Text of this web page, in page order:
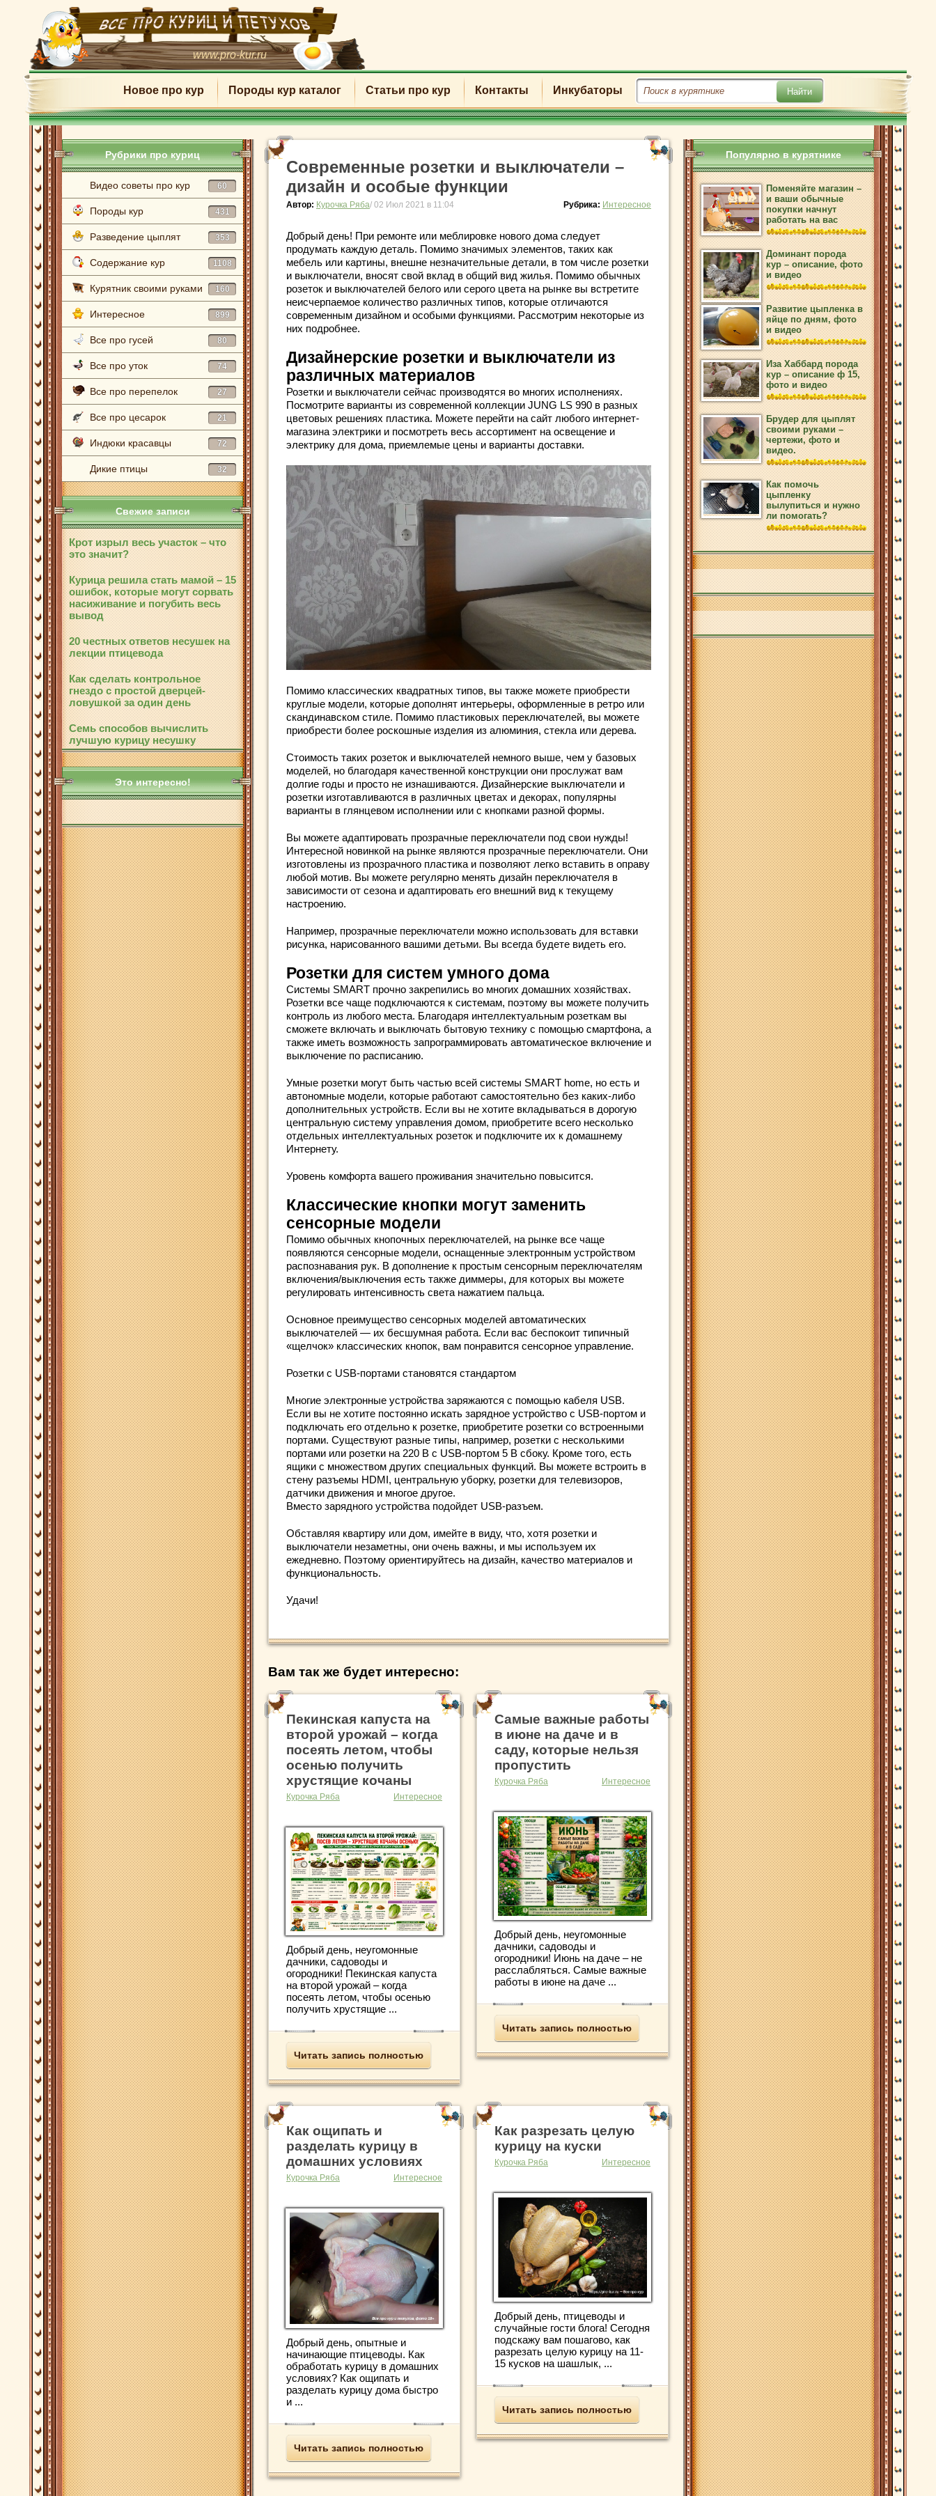
www.pro-kur.ru
Новое про кур Породы кур каталог Статьи про кур Контакты Инкубаторы
Рубрики про куриц
Видео советы про кур 60
Породы кур 431
Разведение цыплят 353
Содержание кур 1108
Курятник своими руками 160
Интересное 899
Все про гусей 80
Все про уток 74
Все про перепелок 27
Все про цесарок 21
Индюки красавцы 72
Дикие птицы 32
Свежие записи
Крот изрыл весь участок – что
это значит?
Курица решила стать мамой – 15
ошибок, которые могут сорвать
насиживание и погубить весь
вывод
20 честных ответов несушек на
лекции птицевода
Как сделать контрольное
гнездо с простой дверцей-
ловушкой за один день
Семь способов вычислить
лучшую курицу несушку
Это интересно!
Современные розетки и выключатели –
дизайн и особые функции
Автор: Курочка Ряба/ 02 Июл 2021 в 11:04 Рубрика: Интересное
Добрый день! При ремонте или меблировке нового дома следует
продумать каждую деталь. Помимо значимых элементов, таких как
мебель или картины, внешне незначительные детали, в том числе розетки
и выключатели, вносят свой вклад в общий вид жилья. Помимо обычных
розеток и выключателей белого или серого цвета на рынке вы встретите
неисчерпаемое количество различных типов, которые отличаются
современным дизайном и особыми функциями. Рассмотрим некоторые из
них подробнее.
Дизайнерские розетки и выключатели из
различных материалов
Розетки и выключатели сейчас производятся во многих исполнениях.
Посмотрите варианты из современной коллекции JUNG LS 990 в разных
цветовых решениях пластика. Можете перейти на сайт любого интернет-
магазина электрики и посмотреть весь ассортимент на освещение и
электрику для дома, приемлемые цены и варианты доставки.
Помимо классических квадратных типов, вы также можете приобрести
круглые модели, которые дополнят интерьеры, оформленные в ретро или
скандинавском стиле. Помимо пластиковых переключателей, вы можете
приобрести более роскошные изделия из алюминия, стекла или дерева.
Стоимость таких розеток и выключателей немного выше, чем у базовых
моделей, но благодаря качественной конструкции они прослужат вам
долгие годы и просто не изнашиваются. Дизайнерские выключатели и
розетки изготавливаются в различных цветах и декорах, популярны
варианты в глянцевом исполнении или с кнопками разной формы.
Вы можете адаптировать прозрачные переключатели под свои нужды!
Интересной новинкой на рынке являются прозрачные переключатели. Они
изготовлены из прозрачного пластика и позволяют легко вставить в оправу
любой мотив. Вы можете регулярно менять дизайн переключателя в
зависимости от сезона и адаптировать его внешний вид к текущему
настроению.
Например, прозрачные переключатели можно использовать для вставки
рисунка, нарисованного вашими детьми. Вы всегда будете видеть его.
Розетки для систем умного дома
Системы SMART прочно закрепились во многих домашних хозяйствах.
Розетки все чаще подключаются к системам, поэтому вы можете получить
контроль из любого места. Благодаря интеллектуальным розеткам вы
сможете включать и выключать бытовую технику с помощью смартфона, а
также иметь возможность запрограммировать автоматическое включение и
выключение по расписанию.
Умные розетки могут быть частью всей системы SMART home, но есть и
автономные модели, которые работают самостоятельно без каких-либо
дополнительных устройств. Если вы не хотите вкладываться в дорогую
центральную систему управления домом, приобретите всего несколько
отдельных интеллектуальных розеток и подключите их к домашнему
Интернету.
Уровень комфорта вашего проживания значительно повысится.
Классические кнопки могут заменить
сенсорные модели
Помимо обычных кнопочных переключателей, на рынке все чаще
появляются сенсорные модели, оснащенные электронным устройством
распознавания рук. В дополнение к простым сенсорным переключателям
включения/выключения есть также диммеры, для которых вы можете
регулировать интенсивность света нажатием пальца.
Основное преимущество сенсорных моделей автоматических
выключателей — их бесшумная работа. Если вас беспокоит типичный
«щелчок» классических кнопок, вам понравится сенсорное управление.
Розетки с USB-портами становятся стандартом
Многие электронные устройства заряжаются с помощью кабеля USB.
Если вы не хотите постоянно искать зарядное устройство с USB-портом и
подключать его отдельно к розетке, приобретите розетки со встроенными
портами. Существуют разные типы, например, розетки с несколькими
портами или розетки на 220 В с USB-портом 5 В сбоку. Кроме того, есть
ящики с множеством других специальных функций. Вы можете встроить в
стену разъемы HDMI, центральную уборку, розетки для телевизоров,
датчики движения и многое другое.
Вместо зарядного устройства подойдет USB-разъем.
Обставляя квартиру или дом, имейте в виду, что, хотя розетки и
выключатели незаметны, они очень важны, и мы используем их
ежедневно. Поэтому ориентируйтесь на дизайн, качество материалов и
функциональность.
Удачи!
Вам так же будет интересно:
Пекинская капуста на
второй урожай – когда
посеять летом, чтобы
осенью получить
хрустящие кочаны
Курочка Ряба Интересное
Добрый день, неугомонные
дачники, садоводы и
огородники! Пекинская капуста
на второй урожай – когда
посеять летом, чтобы осенью
получить хрустящие ...
Читать запись полностью
Самые важные работы
в июне на даче и в
саду, которые нельзя
пропустить
Курочка Ряба Интересное
Добрый день, неугомонные
дачники, садоводы и
огородники! Июнь на даче – не
расслабляться. Самые важные
работы в июне на даче ...
Читать запись полностью
Как ощипать и
разделать курицу в
домашних условиях
Курочка Ряба Интересное
Добрый день, опытные и
начинающие птицеводы. Как
обработать курицу в домашних
условиях? Как ощипать и
разделать курицу дома быстро
и ...
Читать запись полностью
Как разрезать целую
курицу на куски
Курочка Ряба Интересное
Добрый день, птицеводы и
случайные гости блога! Сегодня
подскажу вам пошагово, как
разрезать целую курицу на 11-
15 кусков на шашлык, ...
Читать запись полностью
Популярно в курятнике
Поменяйте магазин –
и ваши обычные
покупки начнут
работать на вас
Доминант порода
кур – описание, фото
и видео
Развитие цыпленка в
яйце по дням, фото
и видео
Иза Хаббард порода
кур – описание ф 15,
фото и видео
Брудер для цыплят
своими руками –
чертежи, фото и
видео.
Как помочь
цыпленку
вылупиться и нужно
ли помогать?